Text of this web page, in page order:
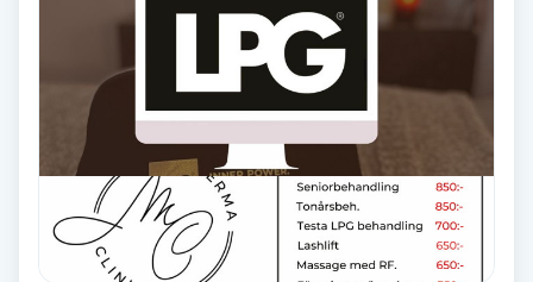
Ortobionomi
Ortopedi
Osteopati